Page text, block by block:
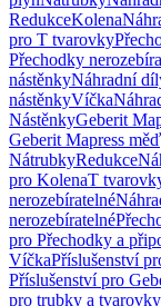
RedukceKolena
pro T tvarovky
Přechodky
nástěnkyNáhradní
nástěnkyVíčka
NástěnkyGeberit
Geberit Mapress
NátrubkyRedukce
pro KolenaT
nerozebíratelné
nerozebíratelné
pro Přechodky a
VíčkaPříslušenství
Příslušenství pro
pro trubky a tvarovky